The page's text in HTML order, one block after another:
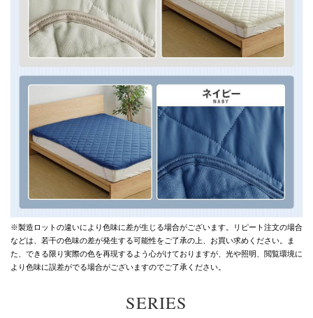
※製造ロットの違いにより色味に差が生じる場合がございます。
リピート注文の場合
などは、若干の色味の差が発生する可能性をご了承の上、お買い求めください。
ま
た、できる限り実際の色を再現するよう心がけておりますが、 光や照明、閲覧環境に
より色味に誤差がでる場合がございますのでご了承ください。
SERIES